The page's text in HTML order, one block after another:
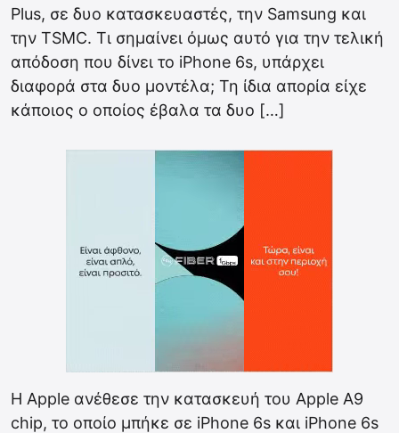
Plus, σε δυο κατασκευαστές, την Samsung και
την TSMC. Τι σημαίνει όμως αυτό για την τελική
απόδοση που δίνει το iPhone 6s, υπάρχει
διαφορά στα δυο μοντέλα; Τη ίδια απορία είχε
κάποιος ο οποίος έβαλα τα δυο […]
Η Apple ανέθεσε την κατασκευή του Apple A9
chip, το οποίο μπήκε σε iPhone 6s και iPhone 6s